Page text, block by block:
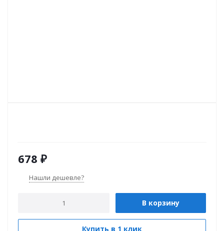
678 ₽
Нашли дешевле?
В корзину
Купить в 1 клик